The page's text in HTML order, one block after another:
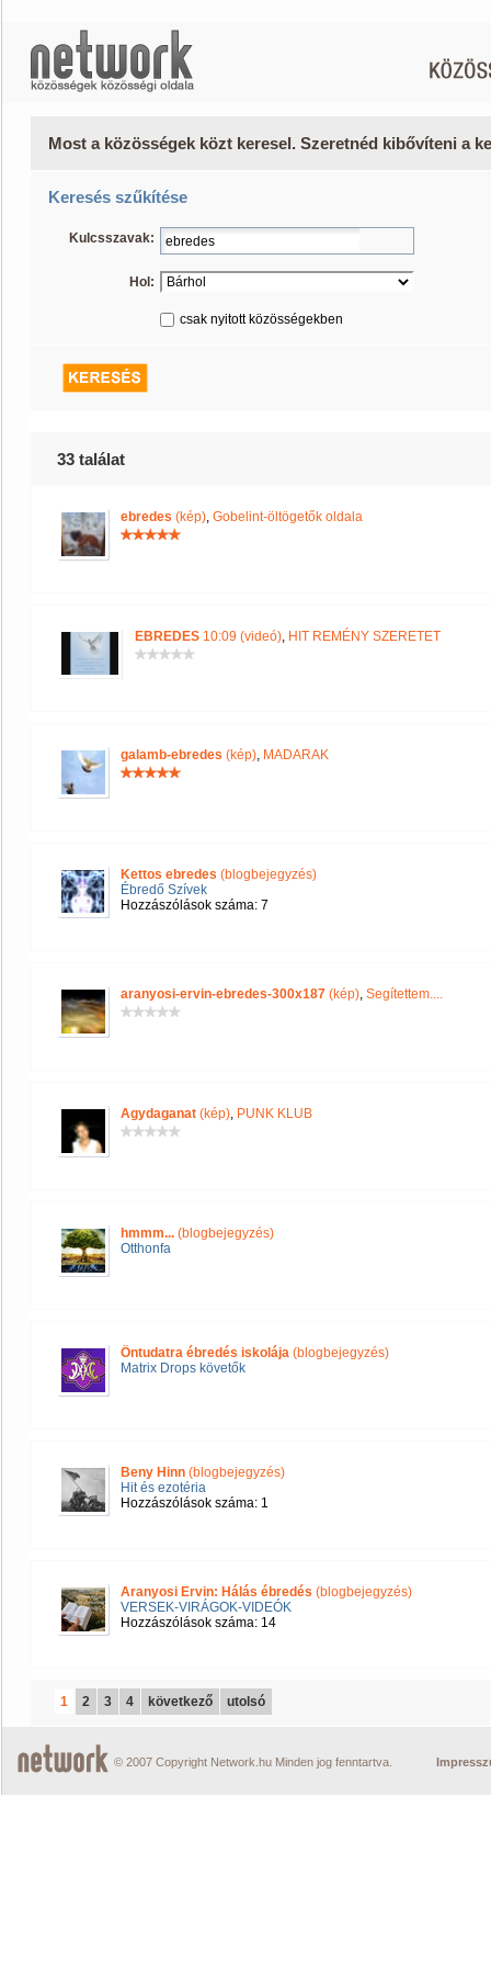
Most a közösségek közt keresel. Szeretnéd kibővíteni a
Keresés szűkítése
Kulcsszavak:
Hol:
csak nyitott közösségekben
33 találat
ebredes (kép), Gobelint-öltögetők oldala
EBREDES 10:09 (videó), HIT REMÉNY SZERETET
galamb-ebredes (kép), MADARAK
Kettos ebredes (blogbejegyzés)
Ébredő Szívek
Hozzászólások száma: 7
aranyosi-ervin-ebredes-300x187 (kép), Segítettem....
Agydaganat (kép), PUNK KLUB
hmmm... (blogbejegyzés)
Otthonfa
Öntudatra ébredés iskolája (blogbejegyzés)
Matrix Drops követők
Beny Hinn (blogbejegyzés)
Hit és ezotéria
Hozzászólások száma: 1
Aranyosi Ervin: Hálás ébredés (blogbejegyzés)
VERSEK-VIRÁGOK-VIDEÓK
Hozzászólások száma: 14
1 2 3 4 következő utolsó
© 2007 Copyright Network.hu Minden jog fenntartva.